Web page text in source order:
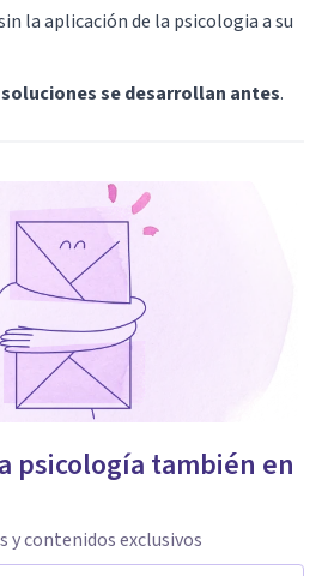
la aplicación de la psicologia a su
se desarrollan antes.
psicología también en
y contenidos exclusivos